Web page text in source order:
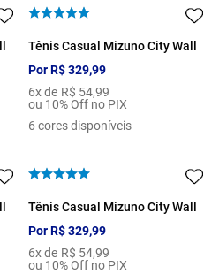
Tênis Casual Mizuno City Wall
PorR$ 329,99
6x de R$ 54,99
ou 10% Off no PIX
6 cores disponíveis
Tênis Casual Mizuno City Wall
PorR$ 329,99
6x de R$ 54,99
ou 10% Off no PIX